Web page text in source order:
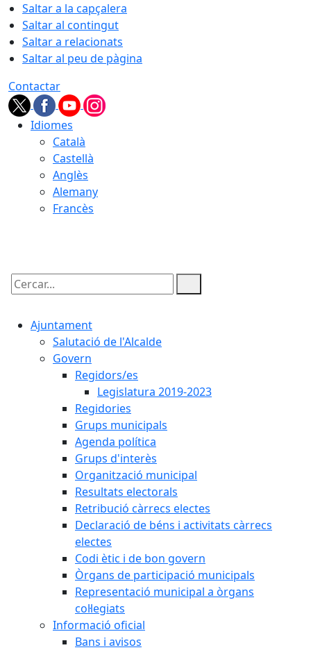
Saltar a la capçalera
Saltar al contingut
Saltar a relacionats
Saltar al peu de pàgina
Contactar
Idiomes
Català
Castellà
Anglès
Alemany
Francès
Cercar:
Ajuntament
Salutació de l'Alcalde
Govern
Regidors/es
Legislatura 2019-2023
Regidories
Grups municipals
Agenda política
Grups d'interès
Organització municipal
Resultats electorals
Retribució càrrecs electes
Declaració de béns i activitats càrrecs
electes
Codi ètic i de bon govern
Òrgans de participació municipals
Representació municipal a òrgans
col·legiats
Informació oficial
Bans i avisos